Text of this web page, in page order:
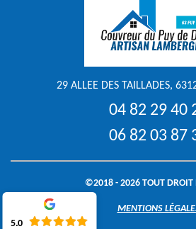
29 ALLEE DES TAILLADES,
04 82 29 40
06 82 03 87
©2018 - 2026 TOUT DROIT
MENTIONS
5.0